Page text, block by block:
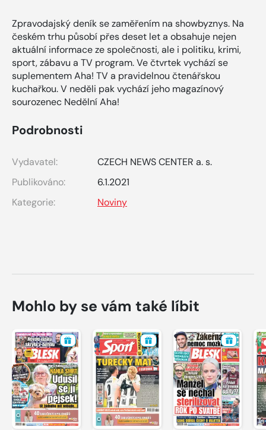
Zpravodajský deník se zaměřením na showbyznys. Na
českém trhu působí přes deset let a obsahuje nejen
aktuální informace ze společnosti, ale i politiku, krimi,
sport, zábavu a TV program. Ve čtvrtek vychází se
suplementem Aha! TV a pravidelnou čtenářskou
kuchařkou. V neděli pak vychází jeho magazínový
sourozenec Nedělní Aha!
Podrobnosti
Vydavatel:
CZECH NEWS CENTER a. s.
Publikováno:
6.1.2021
Kategorie:
Noviny
Mohlo by se vám také líbit